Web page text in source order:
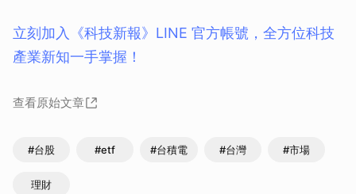
立刻加入《科技新報》LINE 官方帳號，全方位科技
產業新知一手掌握！
查看原始文章
#台股 #etf #台積電 #台灣 #市場
理財